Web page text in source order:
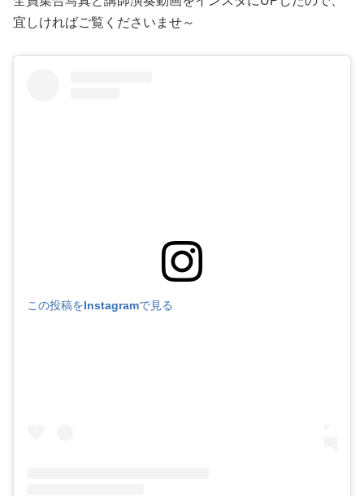
宜しければご覧くださいませ～
この投稿をInstagramで見る